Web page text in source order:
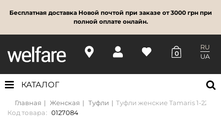
Бесплатная доставка Новой почтой при заказе от 3000 грн при
полной оплате онлайн.
0
RU
UA
КАТАЛОГ
Главная Женская Туфли
Туфли женские Tamaris 1-
Код товара: 0127084